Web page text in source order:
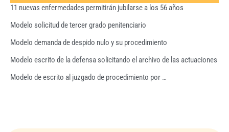
11 nuevas enfermedades permitirán jubilarse a los 56 años
Modelo solicitud de tercer grado penitenciario
Modelo demanda de despido nulo y su procedimiento
Modelo escrito de la defensa solicitando el archivo de las actuaciones
Modelo de escrito al juzgado de procedimiento por …